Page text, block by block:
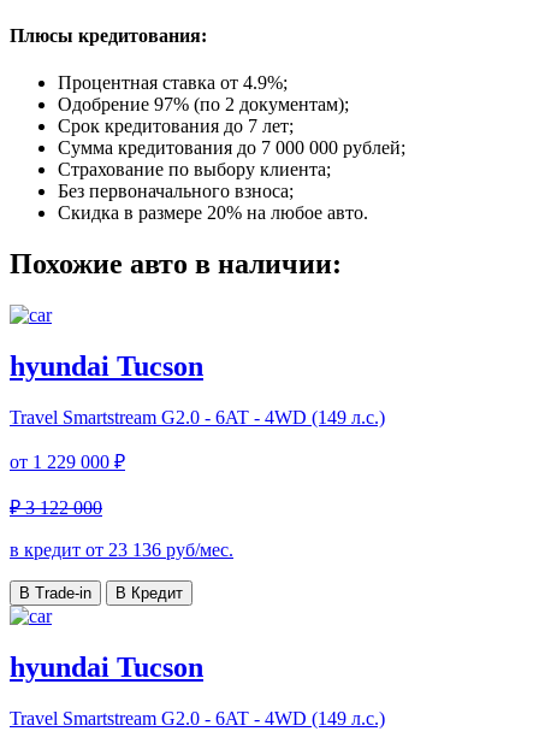
Плюсы кредитования:
Процентная ставка от 4.9%;
Одобрение 97% (по 2 документам);
Срок кредитования до 7 лет;
Сумма кредитования до 7 000 000 рублей;
Страхование по выбору клиента;
Без первоначального взноса;
Скидка в размере 20% на любое авто.
Похожие авто в наличии:
hyundai Tucson
Travel Smartstream G2.0 - 6AT - 4WD (149 л.с.)
от 1 229 000 ₽
₽ 3 122 000
в кредит от 23 136 руб/мес.
В Trade-in В Кредит
hyundai Tucson
Travel Smartstream G2.0 - 6AT - 4WD (149 л.с.)